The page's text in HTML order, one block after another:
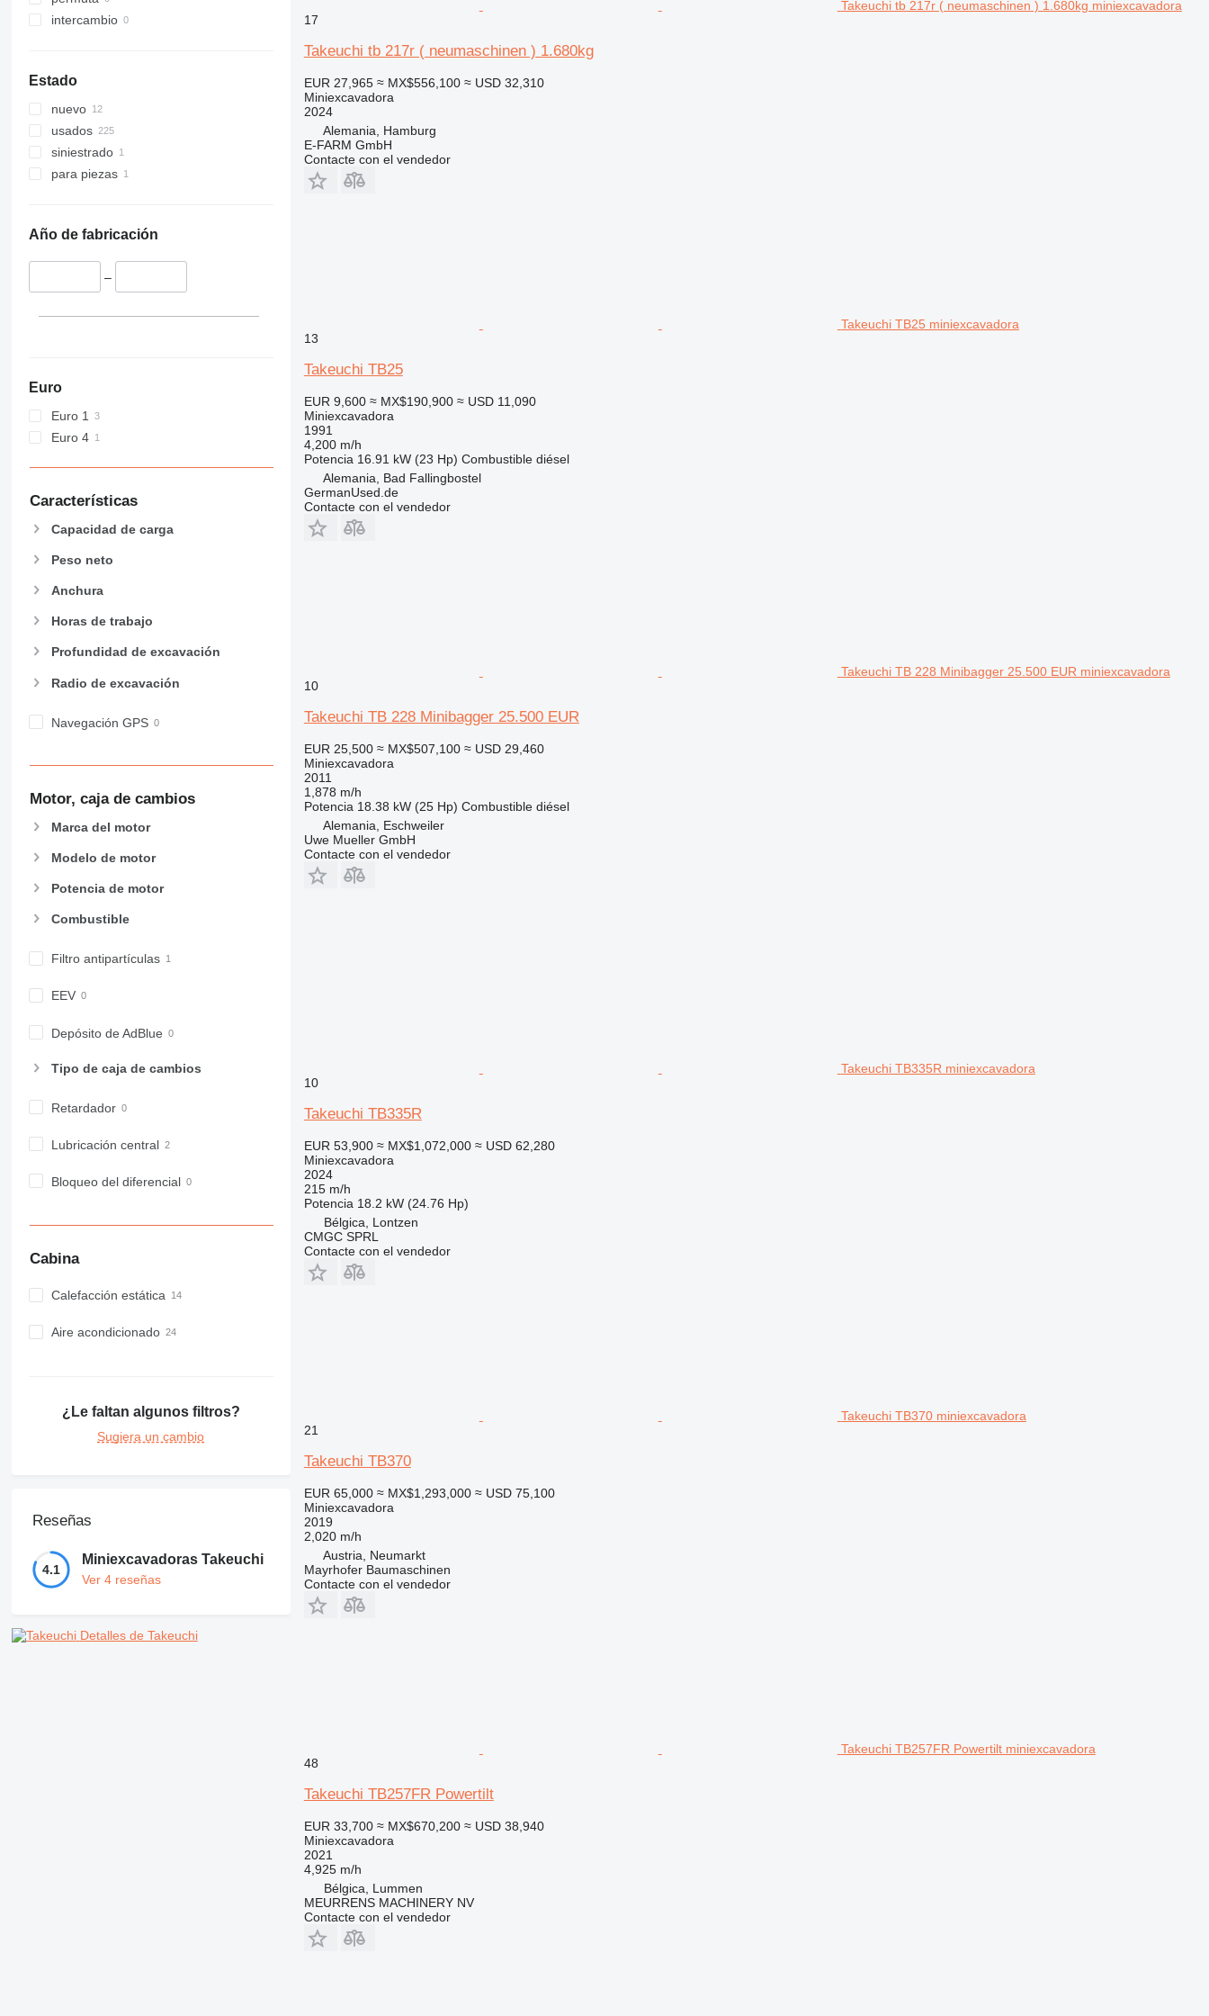
intercambio
Estado
nuevo
usados
siniestrado
para piezas
Año de fabricación
–
Euro
Euro 1
Euro 4
Características
Capacidad de carga
Peso neto
Anchura
Horas de trabajo
Profundidad de excavación
Radio de excavación
Navegación GPS
Motor, caja de cambios
Marca del motor
Modelo de motor
Potencia de motor
Combustible
Filtro antipartículas
EEV
Depósito de AdBlue
Tipo de caja de cambios
Retardador
Lubricación central
Bloqueo del diferencial
Cabina
Calefacción estática
Aire acondicionado
¿Le faltan algunos filtros?
Sugiera un cambio
Reseñas
4.1
Miniexcavadoras Takeuchi
Ver 4 reseñas
Detalles de Takeuchi
Takeuchi tb 217r ( neumaschinen ) 1.680kg miniexcavadora
17
Takeuchi tb 217r ( neumaschinen ) 1.680kg
EUR 27,965 ≈ MX$556,100 ≈ USD 32,310
Miniexcavadora
2024
Alemania, Hamburg
E-FARM GmbH
Contacte con el vendedor
Takeuchi TB25 miniexcavadora
13
Takeuchi TB25
EUR 9,600 ≈ MX$190,900 ≈ USD 11,090
Miniexcavadora
1991
4,200 m/h
Potencia 16.91 kW (23 Hp) Combustible diésel
Alemania, Bad Fallingbostel
GermanUsed.de
Contacte con el vendedor
Takeuchi TB 228 Minibagger 25.500 EUR miniexcavadora
10
Takeuchi TB 228 Minibagger 25.500 EUR
EUR 25,500 ≈ MX$507,100 ≈ USD 29,460
Miniexcavadora
2011
1,878 m/h
Potencia 18.38 kW (25 Hp) Combustible diésel
Alemania, Eschweiler
Uwe Mueller GmbH
Contacte con el vendedor
Takeuchi TB335R miniexcavadora
10
Takeuchi TB335R
EUR 53,900 ≈ MX$1,072,000 ≈ USD 62,280
Miniexcavadora
2024
215 m/h
Potencia 18.2 kW (24.76 Hp)
Bélgica, Lontzen
CMGC SPRL
Contacte con el vendedor
Takeuchi TB370 miniexcavadora
21
Takeuchi TB370
EUR 65,000 ≈ MX$1,293,000 ≈ USD 75,100
Miniexcavadora
2019
2,020 m/h
Austria, Neumarkt
Mayrhofer Baumaschinen
Contacte con el vendedor
Takeuchi TB257FR Powertilt miniexcavadora
48
Takeuchi TB257FR Powertilt
EUR 33,700 ≈ MX$670,200 ≈ USD 38,940
Miniexcavadora
2021
4,925 m/h
Bélgica, Lummen
MEURRENS MACHINERY NV
Contacte con el vendedor